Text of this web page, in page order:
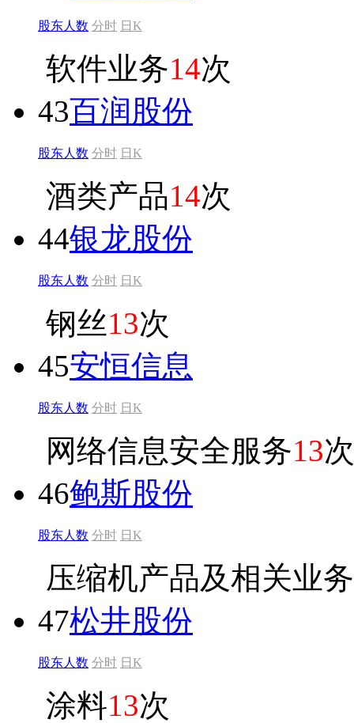
股东人数 分时 日K
软件业务14次
43百润股份
股东人数 分时 日K
酒类产品14次
44银龙股份
股东人数 分时 日K
钢丝13次
45安恒信息
股东人数 分时 日K
网络信息安全服务13次
46鲍斯股份
股东人数 分时 日K
压缩机产品及相关业务
47松井股份
股东人数 分时 日K
涂料13次